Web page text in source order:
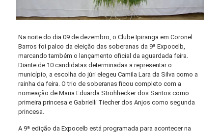
Na noite do dia 09 de dezembro, o Clube Ipiranga em Coronel
Barros foi palco da eleição das soberanas da 9ª Expocelb,
marcando também o lançamento oficial da aguardada feira.
Diante de 10 candidatas determinadas a representar o
município, a escolha do júri elegeu Camila Lara da Silva como a
rainha da feira. O trio de soberanas ficou completo com a
nomeação de Maria Eduarda Strohhecker dos Santos como
primeira princesa e Gabrielli Tiecher dos Anjos como segunda
princesa.
A 9ª edição da Expocelb está programada para acontecer na